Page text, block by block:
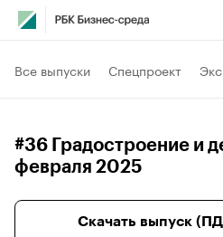
Все выпуски Спецпроект
#36 Градостроение и
февраля 2025
Скачать выпуск